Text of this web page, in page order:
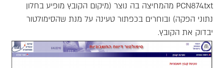
PCN874.txt מהמחיצה בה נוצר (מיקום הקובץ מופיע בחלון
נתוני הפקה) ובוחרים בכפתור טעינה על מנת שהסימולטור
יבדוק את הקובץ.